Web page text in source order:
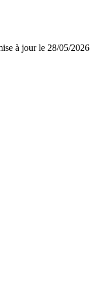
à jour le 28/05/2026